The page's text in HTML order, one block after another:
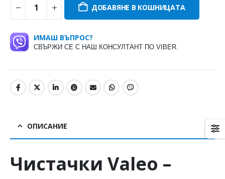
ДОБАВЯНЕ В КОШНИЦАТА
ИМАШ ВЪПРОС?
СВЪРЖИ СЕ С НАШ КОНСУЛТАНТ ПО VIBER.
ОПИСАНИЕ
Чистачки Valeo –